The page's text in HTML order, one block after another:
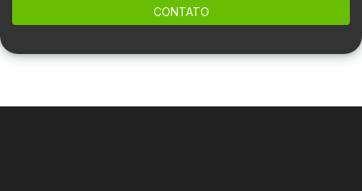
CONTATO